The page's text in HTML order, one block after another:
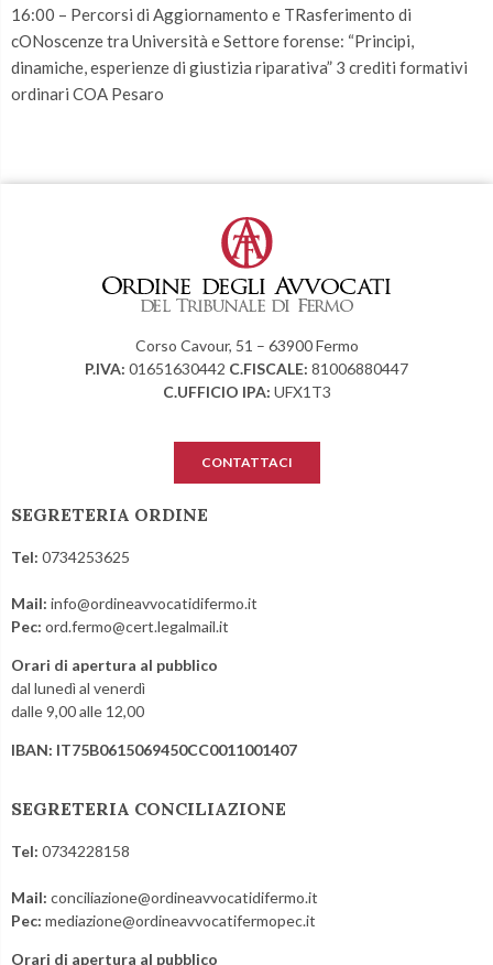
16:00 – Percorsi di Aggiornamento e TRasferimento di
cONoscenze tra Università e Settore forense: “Principi,
dinamiche, esperienze di giustizia riparativa” 3 crediti formativi
ordinari COA Pesaro
Corso Cavour, 51 – 63900 Fermo
P.IVA: 01651630442 C.FISCALE: 81006880447
C.UFFICIO IPA: UFX1T3
CONTATTACI
SEGRETERIA ORDINE
Tel: 0734253625
Mail: info@ordineavvocatidifermo.it
Pec: ord.fermo@cert.legalmail.it
Orari di apertura al pubblico
dal lunedì al venerdì
dalle 9,00 alle 12,00
IBAN: IT75B0615069450CC0011001407
SEGRETERIA CONCILIAZIONE
Tel: 0734228158
Mail: conciliazione@ordineavvocatidifermo.it
Pec: mediazione@ordineavvocatifermopec.it
Orari di apertura al pubblico